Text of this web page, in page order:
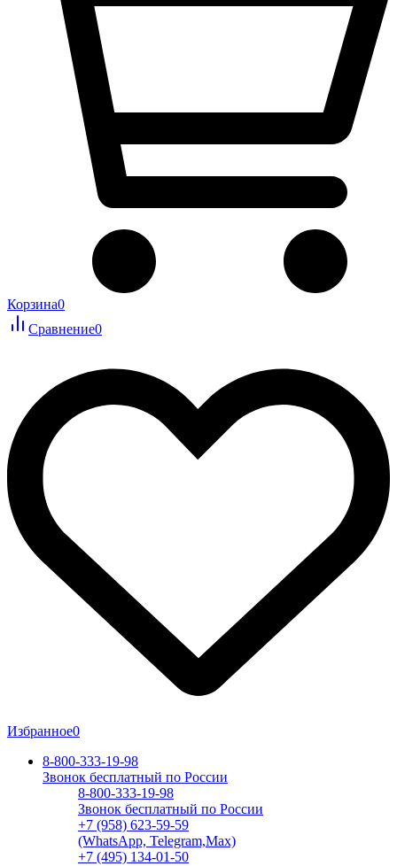
Корзина0
Сравнение0
Избранное0
8-800-333-19-98
Звонок бесплатный по России
8-800-333-19-98
Звонок бесплатный по России
+7 (958) 623-59-59
(WhatsApp, Telegram,Max)
+7 (495) 134-01-50